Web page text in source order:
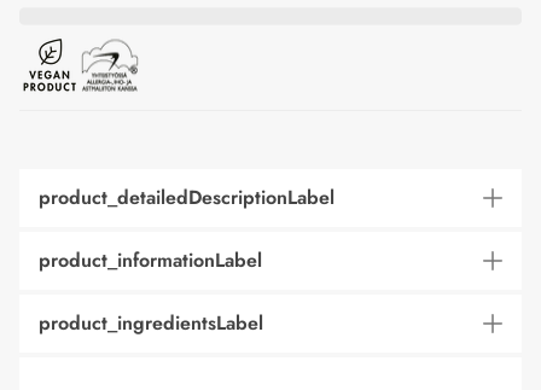
product_detailedDescriptionLabel
product_informationLabel
product_ingredientsLabel